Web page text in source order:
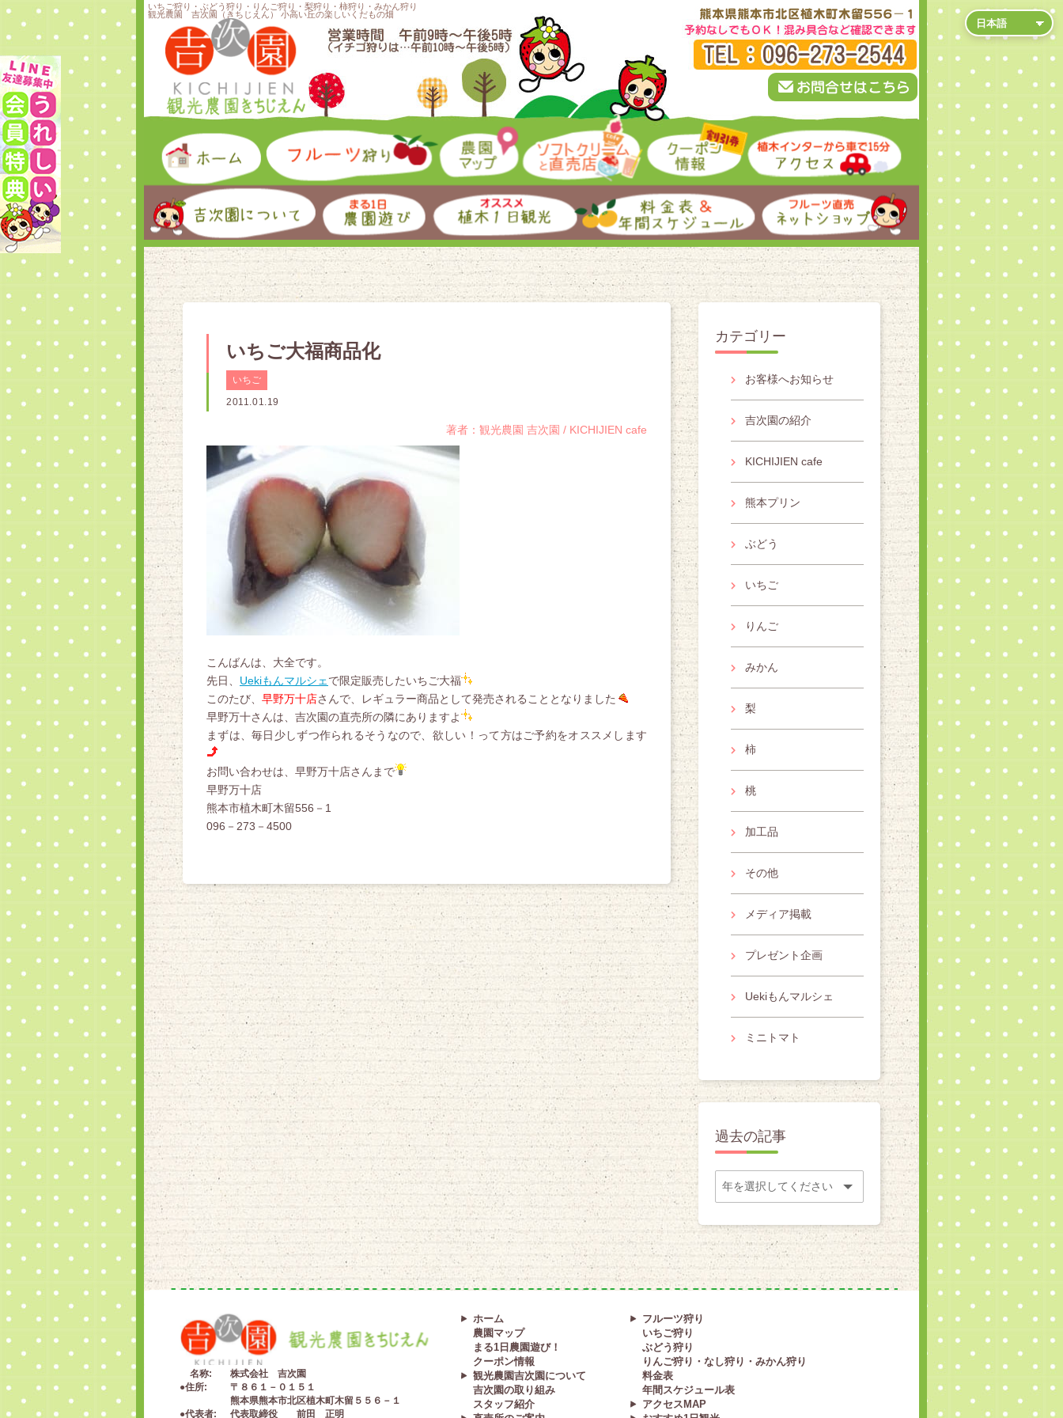
いちご狩り・ぶどう狩り・りんご狩り・梨狩り・柿狩り・みかん狩り
観光農園 吉次園（きちじえん） 小高い丘の楽しいくだもの畑
いちご大福商品化
いちご
2011.01.19
著者：観光農園 吉次園 / KICHIJIEN cafe
こんばんは、大全です。
先日、 Uekiもんマルシェ で限定販売したいちご大福
このたび、 早野万十店さんで、レギュラー商品として発売されることとなりました
早野万十さんは、吉次園の直売所の隣にありますよ
まずは、毎日少しずつ作られるそうなので、欲しい！って方はご予約をオススメします
お問い合わせは、早野万十店さんまで
早野万十店
熊本市植木町木留556－1
096－273－4500
カテゴリー
お客様へお知らせ
吉次園の紹介
KICHIJIEN cafe
熊本プリン
ぶどう
いちご
りんご
みかん
梨
柿
桃
加工品
その他
メディア掲載
プレゼント企画
Uekiもんマルシェ
ミニトマト
過去の記事
名称
株式会社 吉次園
住所
〒８６１－０１５１
熊本県熊本市北区植木町木留５５６－１
代表者
代表取締役 前田 正明
ホーム
農園マップ
まる1日農園遊び！
クーポン情報
観光農園吉次園について
吉次園の取り組み
スタッフ紹介
フルーツ狩り
いちご狩り
ぶどう狩り
りんご狩り・なし狩り・みかん狩り
料金表
年間スケジュール表
アクセスMAP